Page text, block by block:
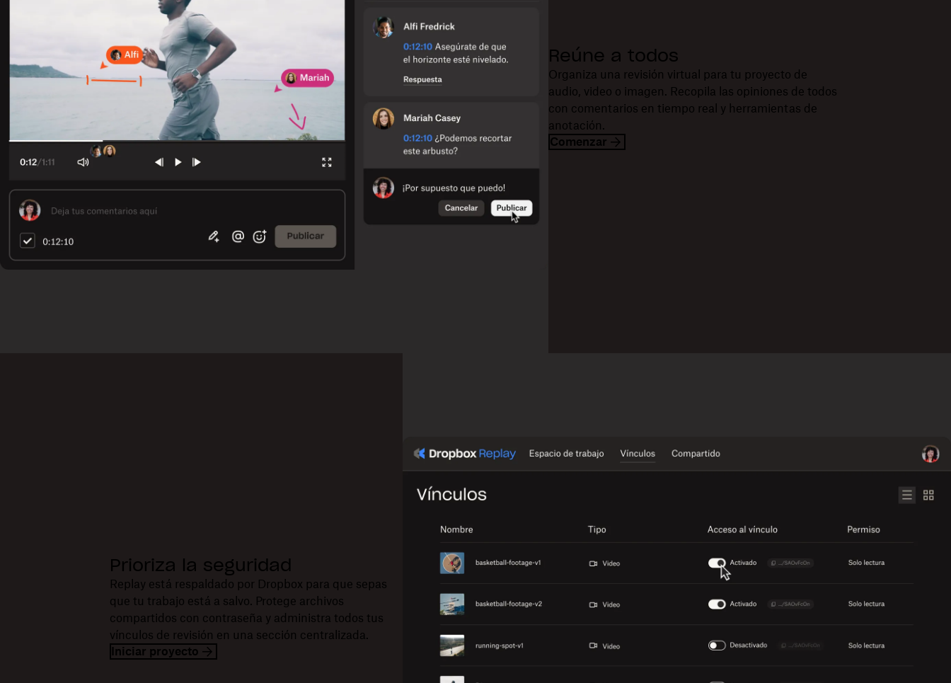
Reúne a todos
Organiza una revisión virtual para tu proyecto de
audio, video o imagen. Recopila las opiniones de todos
con comentarios en tiempo real y herramientas de
anotación.
Comenzar
Prioriza la seguridad
Replay está respaldado por Dropbox para que sepas
que tu trabajo está a salvo. Protege archivos
compartidos con contraseña y administra todos tus
vínculos de revisión en una sección centralizada.
Iniciar proyecto